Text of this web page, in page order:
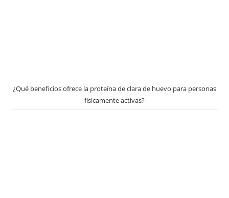
¿Qué beneficios ofrece la proteína de clara de huevo para personas
físicamente activas?